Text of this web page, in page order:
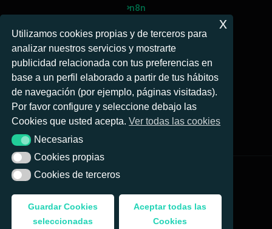
n8n
Microsoft
Power BI
Power Automate
Business Central
© 2026 Nattia Digital Solutions, S.L. Todos los
Aviso legal Privacidad|Cookies
Utilizamos cookies propias y de terceros para
analizar nuestros servicios y mostrarte
publicidad relacionada con tus preferencias en
base a un perfil elaborado a partir de tus hábitos
de navegación (por ejemplo, páginas visitadas).
Por favor configure y seleccione debajo las
Cookies que usted acepta.Ver todas las cookies
NecesariasNecesarias
Cookies propias
Cookies propias
Cookies de terceros
Cookies de terceros
Guardar Cookies
seleccionadas
Aceptar todas las
Cookies
x